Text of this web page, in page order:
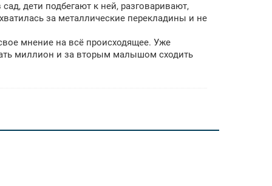
дети подбегают к ней, разговаривают,
за металлические перекладины и не
мнение на всё происходящее. Уже
миллион и за вторым малышом сходить